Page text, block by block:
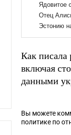
Как писала
включая
данными
Вы можете
политике по